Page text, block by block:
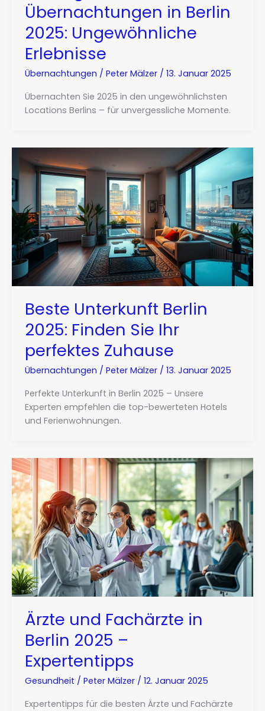
Übernachtungen in Berlin
2025: Ungewöhnliche
Erlebnisse
Übernachtungen / Peter Mälzer / 13. Januar 2025
Übernachten Sie 2025 in den ungewöhnlichsten
Locations Berlins – für unvergessliche Momente.
Beste Unterkunft Berlin
2025: Finden Sie Ihr
perfektes Zuhause
Übernachtungen / Peter Mälzer / 13. Januar 2025
Perfekte Unterkunft in Berlin 2025 – Unsere
Experten empfehlen die top-bewerteten Hotels
und Ferienwohnungen.
Ärzte und Fachärzte in
Berlin 2025 –
Expertentipps
Gesundheit / Peter Mälzer / 12. Januar 2025
Expertentipps für die besten Ärzte und Fachärzte